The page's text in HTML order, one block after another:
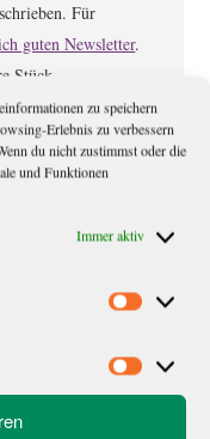
zu speichern
Erlebnis zu verbessern
du nicht zustimmst oder die
und Funktionen
Immer aktiv
Für
guten Newsletter.
Stück
von Kunibert